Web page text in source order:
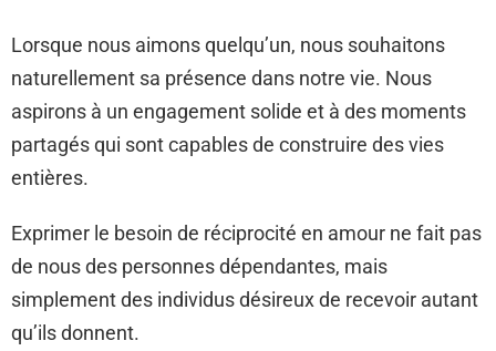
Lorsque nous aimons quelqu’un, nous souhaitons
naturellement sa présence dans notre vie. Nous
aspirons à un engagement solide et à des moments
partagés qui sont capables de construire des vies
entières.
Exprimer le besoin de réciprocité en amour ne fait pas
de nous des personnes dépendantes, mais
simplement des individus désireux de recevoir autant
qu’ils donnent.